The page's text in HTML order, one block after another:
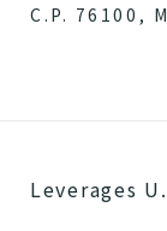
C.P. 76100,
Leverages